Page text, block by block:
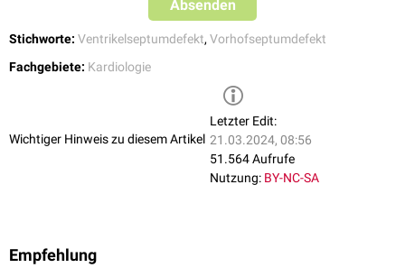
Absenden
Stichworte: Ventrikelseptumdefekt, Vorhofseptumdefekt
Fachgebiete: Kardiologie
Wichtiger Hinweis zu diesem Artikel
Letzter Edit:
21.03.2024, 08:56
51.564 Aufrufe
Nutzung: BY-NC-SA
Empfehlung